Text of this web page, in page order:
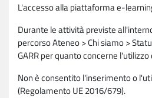
L'accesso alla piattaforma e-
Durante le attività previste
percorso Ateneo > Chi siamo >
GARR per quanto concerne
Non è consentito l'inserimento o
(Regolamento UE 2016/679).